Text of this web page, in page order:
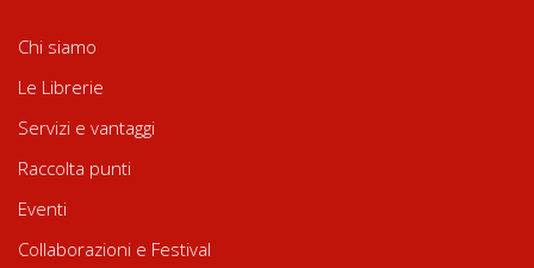
Chi siamo
Le Librerie
Servizi e vantaggi
Raccolta punti
Eventi
Collaborazioni e Festival